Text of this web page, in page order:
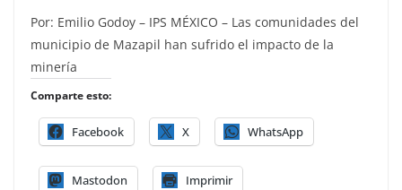
Por: Emilio Godoy – IPS MÉXICO – Las comunidades del
municipio de Mazapil han sufrido el impacto de la
minería
Comparte esto:
Facebook X WhatsApp
Mastodon Imprimir